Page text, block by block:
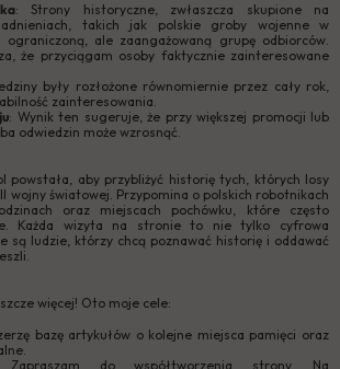
: Strony historyczne, zwłaszcza skupione na
takich jak polskie groby wojenne w
ograniczoną, ale zaangażowaną grupę odbiorców.
że przyciągam osoby faktycznie zainteresowane
były rozłożone równomiernie przez cały rok,
zainteresowania.
: Wynik ten sugeruje, że przy większej promocji lub
odwiedzin może wzrosnąć.
powstała, aby przybliżyć historię tych, których losy
wojny światowej. Przypomina o polskich robotnikach
oraz miejscach pochówku, które często
Każda wizyta na stronie to nie tylko cyfrowa
są ludzie, którzy chcą poznawać historię i oddawać
więcej! Oto moje cele:
bazę artykułów o kolejne miejsca pamięci oraz
do współtworzenia strony. Na